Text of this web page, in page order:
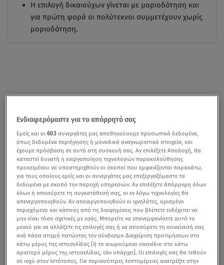
Η επιλογή δικαιούχων γίνεται με μοριοδότηση και
για πρώτη φορά οι πολύτεκνοι συμμετέχουν χωρίς
μοριοδότηση.
Ενδιαφερόμαστε για το απόρρητό σας
Εμείς και οι603 συνεργάτες μας αποθηκεύουμε προσωπικά δεδομένα,
όπως δεδομένα περιήγησης ή μοναδικά αναγνωριστικά στοιχεία, και
έχουμε πρόσβαση σε αυτά στη συσκευή σας. Αν επιλέξετε Αποδοχή, θα
καταστεί δυνατή η ενεργοποίηση τεχνολογιών παρακολούθησης
προκειμένου να υποστηριχθούν οι σκοποί που εμφανίζονται παρακάτω,
για τους οποίους εμείς και οι συνεργάτες μας επεξεργαζόμαστε τα
δεδομένα με σκοπό την παροχή υπηρεσιών. Αν επιλέξετε Απόρριψη όλων
όλων ή αποσύρετε τη συγκατάθεσή σας, οι εν λόγω τεχνολογίες θα
απενεργοποιηθούν. Αν απενεργοποιηθούν οι ιχνηλάτες, ορισμένο
περιεχόμενο και κάποιες από τις διαφημίσεις που βλέπετε ενδέχεται να
μην είναι τόσο σχετικές με εσάς. Μπορείτε να επανεμφανίσετε αυτό το
μενού για να αλλάξετε τις επιλογές σας ή να αποσύρετε τη συναίνεσή σας
ανά πάσα στιγμή πατώντας τον σύνδεσμο Διαχείριση προτιμήσεων στο
κάτω μέρος της ιστοσελίδας [ή το αιωρούμενο εικονίδιο στο κάτω
αριστερό μέρος της ιστοσελίδας, εάν υπάρχει]. Οι επιλογές σας θα τεθούν
σε ισχύ στον Ιστότοπος. Για περισσότερες λεπτομέρειες ανατρέξτε στην